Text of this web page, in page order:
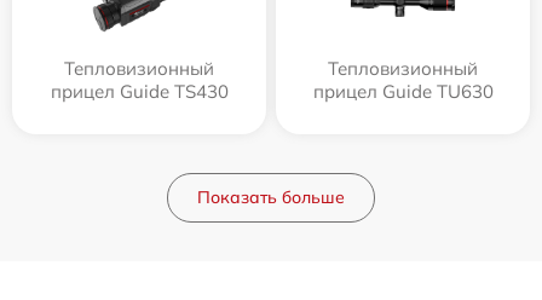
Тепловизионный
прицел Guide TS430
Тепловизионный
прицел Guide TU630
Показать больше